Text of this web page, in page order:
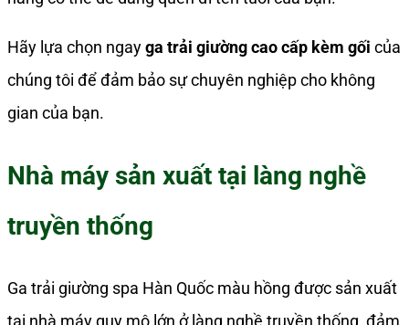
Hãy lựa chọn ngayga trải giường cao cấp kèm gối của
chúng tôi để đảm bảo sự chuyên nghiệp cho không
gian của bạn.
Nhà máy sản xuất tại làng nghề
truyền thống
Ga trải giường spa Hàn Quốc màu hồng được sản xuất
tại nhà máy quy mô lớn ở làng nghề truyền thống, đảm